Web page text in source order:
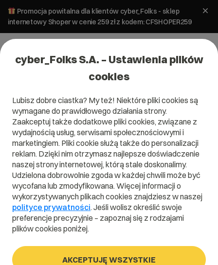
Promocja powitalna dla klientów cyber_Folks - sklep
internetowy Shoper w cenie 259 zł z kodem: CFSHOPER259
31-01-2023 11:00
Content w sklepie
internetowym – jak
zacząć?
PRELEGENT:ŁUKASZ BADZIAK
cyber_Folks S.A. – Ustawienia plików
cookies
Lubisz dobre ciastka? My też! Niektóre pliki cookies są
wymagane do prawidłowego działania strony.
Zaakceptuj także dodatkowe pliki cookies, związane z
wydajnością usług, serwisami społecznościowymi i
marketingiem. Pliki cookie służą także do personalizacji
reklam. Dzięki nim otrzymasz najlepsze doświadczenie
naszej strony internetowej, którą stale doskonalimy.
Udzielona dobrowolnie zgoda w każdej chwili może być
wycofana lub zmodyfikowana. Więcej informacji o
wykorzystywanych plikach cookies znajdziesz w naszej
polityce prywatności. Jeśli wolisz określić swoje
preferencje precyzyjnie – zapoznaj się z rodzajami
plików cookies poniżej.
AKCEPTUJĘ WSZYSTKIE